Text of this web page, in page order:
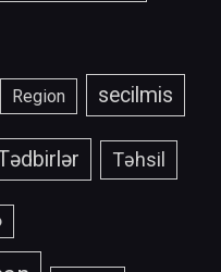
Region secilmis
Təhsil